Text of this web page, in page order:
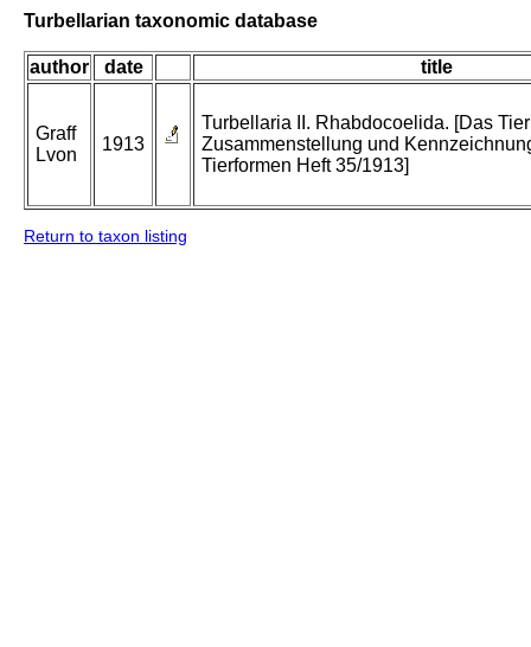
Turbellarian taxonomic database
author date title
Graff
Lvon
1913
Turbellaria II. Rhabdocoelida. [Das
Zusammenstellung und
Tierformen Heft 35/1913]
Return to taxon listing